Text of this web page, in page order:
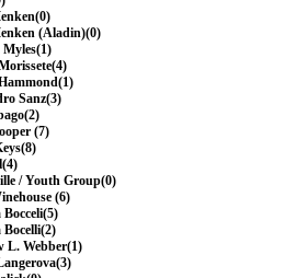
(Aladin)(0)
Sanz(3)
(7)
/ Youth Group(0)
(6)
L. Webber(1)